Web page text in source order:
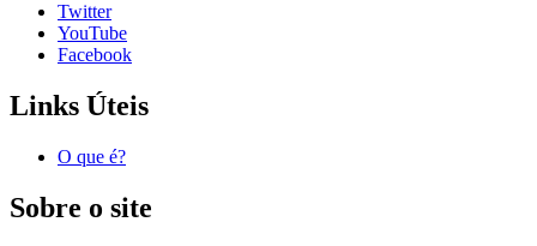
Twitter
YouTube
Facebook
Links Úteis
O que é?
Sobre o site